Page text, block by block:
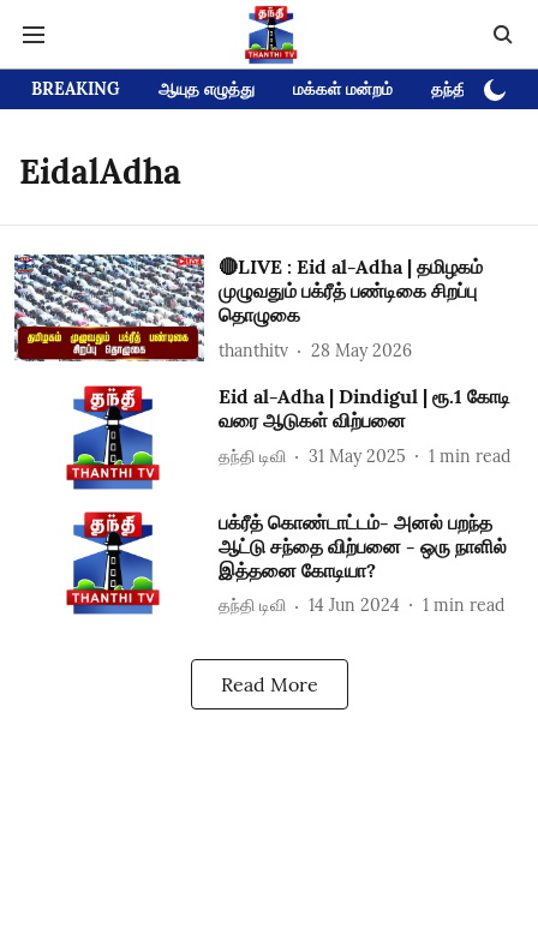
BREAKING ஆயுத எழுத்து மக்கள் மன்றம் தந்தி டிவி
EidalAdha
🔴LIVE : Eid al-Adha | தமிழகம்
முழுவதும் பக்ரீத் பண்டிகை சிறப்பு
தொழுகை
thanthitv 28 May 2026
Eid al-Adha | Dindigul | ரூ.1 கோடி
வரை ஆடுகள் விற்பனை
தந்தி டிவி 31 May 2025 1 min read
பக்ரீத் கொண்டாட்டம்- அனல் பறந்த
ஆட்டு சந்தை விற்பனை - ஒரு நாளில்
இத்தனை கோடியா?
தந்தி டிவி 14 Jun 2024 1 min read
Read More